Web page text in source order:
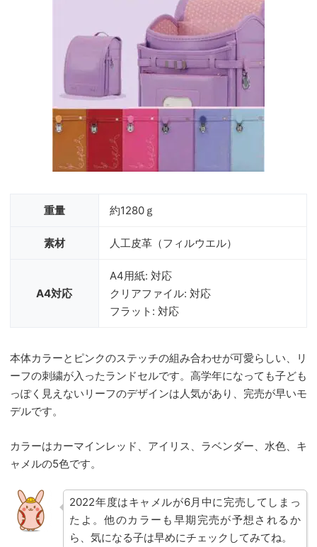
重量 約1280ｇ
素材 人工皮革（フィルウエル）
A4対応
A4用紙: 対応
クリアファイル: 対応
フラット: 対応
本体カラーとピンクのステッチの組み合わせが可愛らしい、リ
ーフの刺繍が入ったランドセルです。高学年になっても子ども
っぽく見えないリーフのデザインは人気があり、完売が早いモ
デルです。
カラーはカーマインレッド、アイリス、ラベンダー、水色、キ
ャメルの5色です。
2022年度はキャメルが6月中に完売してしまっ
たよ。他のカラーも早期完売が予想されるか
ら、気になる子は早めにチェックしてみてね。